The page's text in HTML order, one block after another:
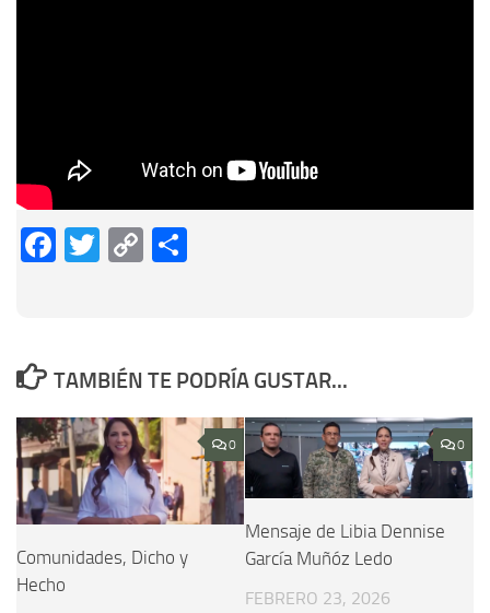
Facebook
Twitter
Copy
TAMBIÉN TE PODRÍA GUSTAR...
0
Comunidades, Dicho y
Hecho
0
Mensaje de Libia Dennise
García Muñóz Ledo
FEBRERO 23, 2026